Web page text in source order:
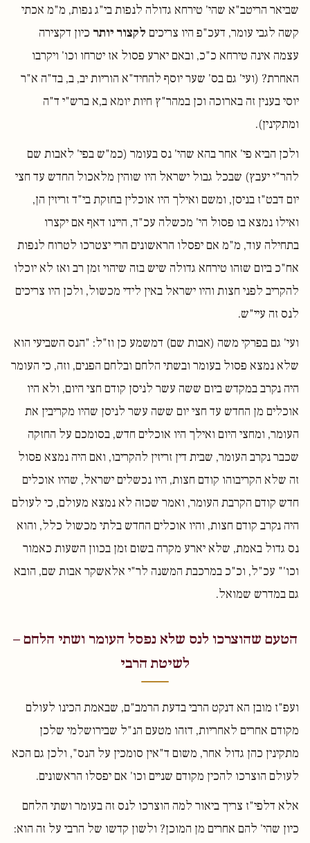
שביאר הריטב"א שהי' טירחא גדולה לנפות בי"ג נפות, מ"מ אכתי
קשה לגבי עומר, דעכ"פ היו צריכים לקצור יותר כיון דקצירה
עצמה אינה טירחא כ"כ, ובאם יארע פסול אז יטרחו וכו' ויקרבו
האחרת? (ועי' גם בס' שער יוסף להחיד"א הוריות יב, ב, בד"ה א"ר
יוסי בענין זה בארוכה וכן במהר"ץ חיות יומא ב,א ברש"י ד"ה
ומתקינין).
ולכן הביא פי' אחר בהא שהי' נס בעומר (כמ"ש בפי' לאבות שם
להר"י יעבץ) שבכל גבול ישראל היו שוהין מלאכול החדש עד חצי
יום דבט"ז בניסן, ומשם ואילך היו אוכלין בחזקת בי"ד זריזין הן,
ואילו נמצא בו פסול הי' מכשלה עכ"ד, היינו דאף אם יקצרו
בתחילה עוד, מ"מ אם יפסלו הראשונים הרי יצטרכו לטרוח לנפות
אח"כ ביום שזהו טירחא גדולה שיש בזה שיהוי זמן רב ואז לא יוכלו
להקריב לפני חצות והיו ישראל באין לידי מכשול, ולכן היו צריכים
לנס זה עיי"ש.
ועי' גם בפרקי משה (אבות שם) דמשמע כן וז"ל: "הנס השביעי הוא
שלא נמצא פסול בעומר ובשתי הלחם ובלחם הפנים, וזה, כי העומר
היה נקרב במקדש ביום ששה עשר לניסן קודם חצי היום, ולא היו
אוכלים מן החדש עד חצי יום ששה עשר לניסן שהיו מקריבין את
העומר, ומחצי היום ואילך היו אוכלים חדש, בסומכם על החזקה
שכבר נקרב העומר, שבית דין זריזין להקריבו, ואם היה נמצא פסול
זה שלא הקריבוהו קודם חצות, היו נכשלים ישראל, שהיו אוכלים
חדש קודם הקרבת העומר, ואמר שכזה לא נמצא מעולם, כי לעולם
היה נקרב קודם חצות, והיו אוכלים החדש בלתי מכשול כלל, והוא
נס גדול באמת, שלא יארע מקרה בשום זמן בכוון השעות כאמור
וכו'" עכ"ל, וכ"כ במרכבת המשנה לר"י אלאשקר אבות שם, הובא
גם במדרש שמואל.
הטעם שהוצרכו לנס שלא נפסל העומר ושתי הלחם –
לשיטת הרבי
ועפ"ז מובן הא דנקט הרבי בדעת הרמב"ם, שבאמת הכינו לעולם
מקודם אחרים לאחריות, דזהו מטעם הנ"ל שבירושלמי שלכן
מתקינין כהן גדול אחר, משום ד"אין סומכין על הנס", ולכן גם הכא
לעולם הוצרכו להכין מקודם שניים וכו' אם יפסלו הראשונים.
אלא דלפי"ז צריך ביאור למה הוצרכו לנס זה בעומר ושתי הלחם
כיון שהי' להם אחרים מן המוכן? ולשון קדשו של הרבי על זה הוא: